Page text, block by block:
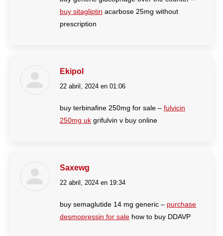
buy sitagliptin acarbose 25mg without
prescription
Ekipol
dice:
22 abril, 2024 en 01:06
buy terbinafine 250mg for sale – fulvicin
250mg uk grifulvin v buy online
Saxewg
dice:
22 abril, 2024 en 19:34
buy semaglutide 14 mg generic – purchase
desmopressin for sale how to buy DDAVP